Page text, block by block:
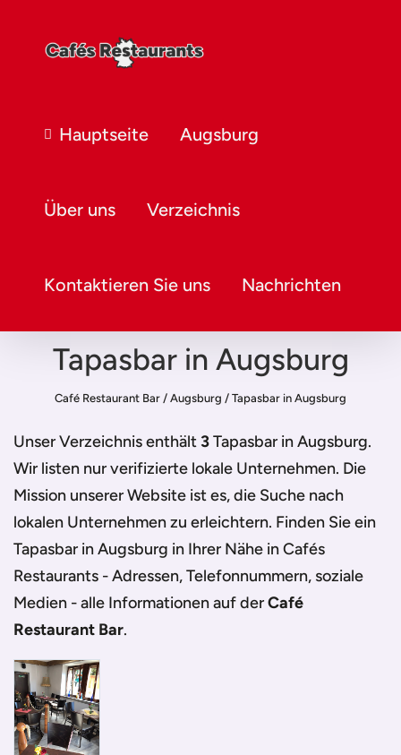
Hauptseite Augsburg
Über uns Verzeichnis
Kontaktieren Sie uns Nachrichten
Tapasbar in Augsburg
Café Restaurant Bar / Augsburg / Tapasbar in Augsburg
Unser Verzeichnis enthält3Tapasbar in Augsburg.
Wir listen nur verifizierte lokale Unternehmen. Die
Mission unserer Website ist es, die Suche nach
lokalen Unternehmen zu erleichtern. Finden Sie ein
Tapasbar in Augsburg in Ihrer Nähe in Cafés
Restaurants - Adressen, Telefonnummern, soziale
Medien - alle Informationen auf derCafé
Restaurant Bar.